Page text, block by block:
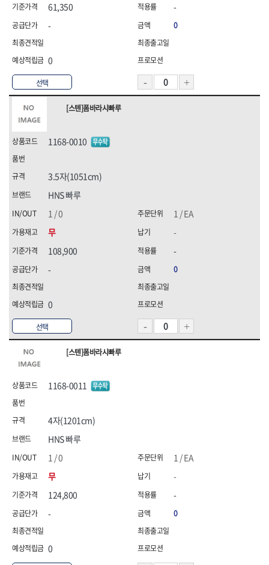
선택
61,350
-
0
-
0
선택
[스텐]폼바라시빠루
1168-0010
HNS 빠루
1 / EA
무
108,900
-
0
3.5자(1051cm)
1 / 0
-
-
0
[스텐]폼바라시빠루
1168-0011
HNS 빠루
1 / EA
무
124,800
-
0
4자(1201cm)
1 / 0
-
-
0